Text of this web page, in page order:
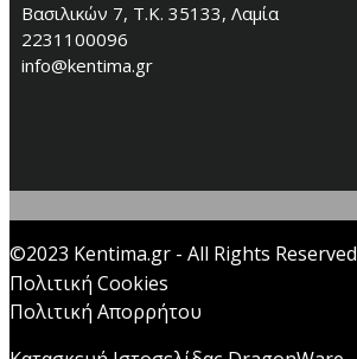
Βασιλικών 7, Τ.Κ. 35133, Λαμία
2231100096
info@kentima.gr
©2023 Kentima.gr - All Rights Reserved
Πολιτική Cookies
Πολιτική Απορρήτου